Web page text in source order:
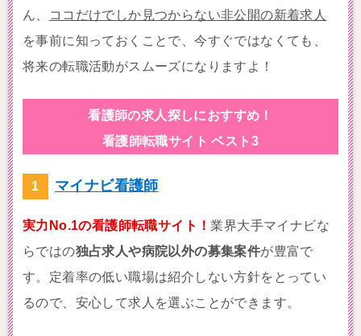
ん、
ココだけでしか見つからない非公開の新着求人
を事前に知っておくことで、今すぐではなくても、
将来の転職活動がスムーズになりますよ！
看護師の求人探しにおすすめ！
看護師転職サイト ベスト3
マイナビ看護師
実力No.1の看護師転職サイト！業界大手マイナビな
らではの独占求人や病院以外の募集案件が豊富で
す。定着率の低い職場は紹介しない方針をとってい
るので、安心して求人を選ぶことができます。